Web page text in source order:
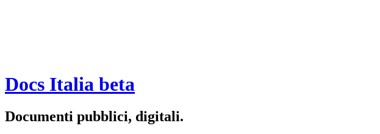
Docs Italia beta
Documenti pubblici, digitali.